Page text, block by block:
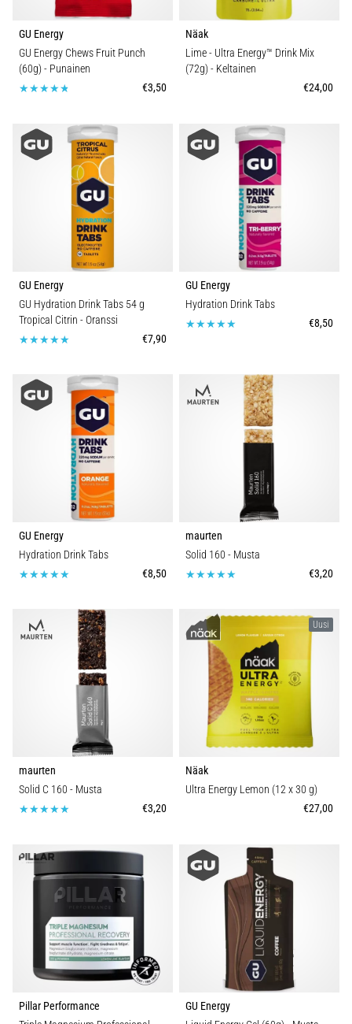
GU Energy
GU Energy Chews Fruit Punch
(60g)- Punainen
€3,50
Näak
Lime - Ultra Energy™ Drink Mix
(72g)- Keltainen
€24,00
GU Energy
GU Hydration Drink Tabs 54 g
Tropical Citrin - Oranssi
€7,90
GU Energy
Hydration Drink Tabs
€8,50
GU Energy
Hydration Drink Tabs
€8,50
maurten
Solid 160 - Musta
€3,20
maurten
Solid C 160 - Musta
€3,20
Uusi
Näak
Ultra Energy Lemon (12 x 30 g)
€27,00
Pillar Performance
GU Energy